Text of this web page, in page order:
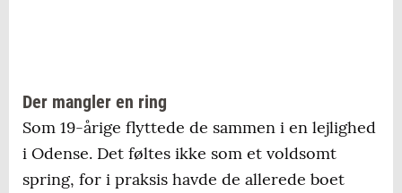
Der mangler en ring
Som 19-årige flyttede de sammen i en lejlighed
i Odense. Det føltes ikke som et voldsomt
spring, for i praksis havde de allerede boet